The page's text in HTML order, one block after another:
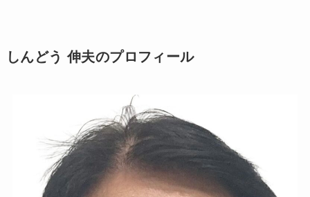
しんどう 伸夫のプロフィール